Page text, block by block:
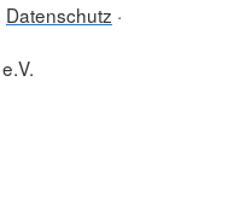
Datenschutz